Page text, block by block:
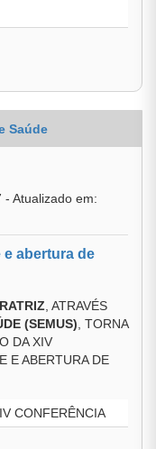
Saúde
- Atualizado em:
abertura de
, ATRAVÉS
(SEMUS) , TORNA
DA XIV
E ABERTURA DE
CONFERÊNCIA